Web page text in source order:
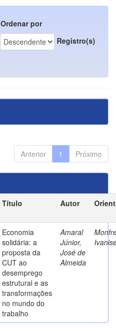
Ordenar por
Registro(s)
Anterior 1 Próximo
Título Autor
Economia
solidária: a
proposta da
CUT ao
desemprego
estrutural e as
transformações
no mundo do
trabalho
Amaral
Júnior,
José de
Almeida